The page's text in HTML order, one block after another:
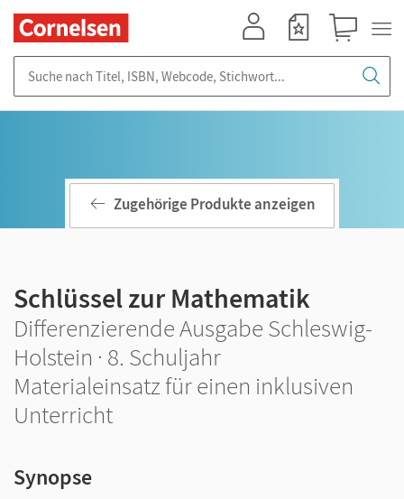
Zugehörige Produkte anzeigen
Schlüssel zur Mathematik
Differenzierende Ausgabe Schleswig-
Holstein · 8. Schuljahr
Materialeinsatz für einen inklusiven
Unterricht
Synopse